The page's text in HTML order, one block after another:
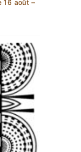
16 août –